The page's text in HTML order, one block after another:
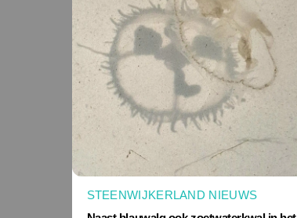
STEENWIJKERLAND NIEUWS